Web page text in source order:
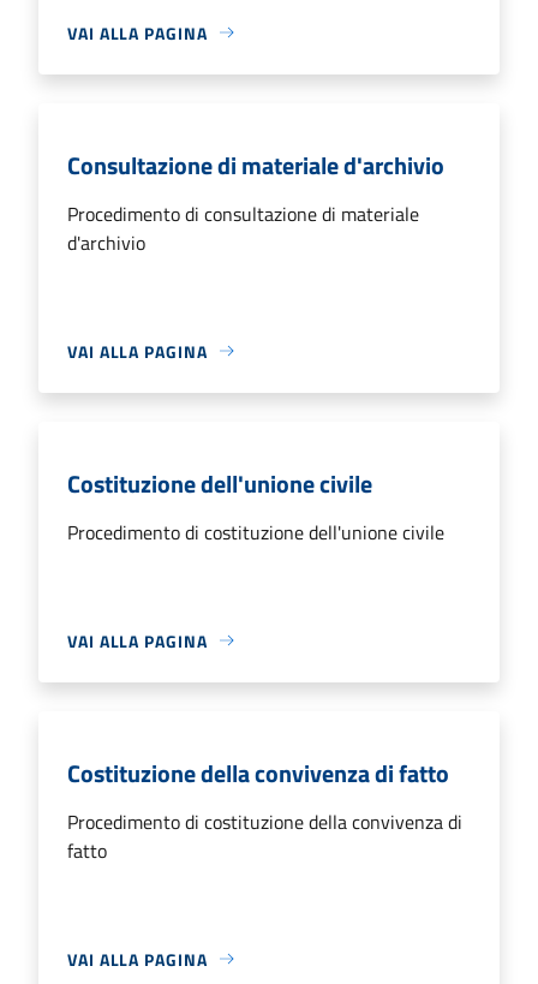
VAI ALLA PAGINA
Consultazione di materiale d'archivio
Procedimento di consultazione di materiale
d'archivio
VAI ALLA PAGINA
Costituzione dell'unione civile
Procedimento di costituzione dell'unione civile
VAI ALLA PAGINA
Costituzione della convivenza di fatto
Procedimento di costituzione della convivenza di
fatto
VAI ALLA PAGINA